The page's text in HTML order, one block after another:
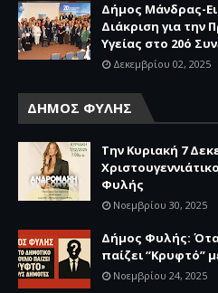
Δήμος Μάνδρας-
Διάκριση για την
Υγείας στο 20ό
Δεκεμβρίου 02, 2025
ΔΗΜΟΣ ΦΥΛΗΣ
Την Κυριακή 7
Φυλής
Νοεμβρίου 30, 2025
Δήμος Φυλής:
παίζει “Κρυφτό”
Νοεμβρίου 24, 2025